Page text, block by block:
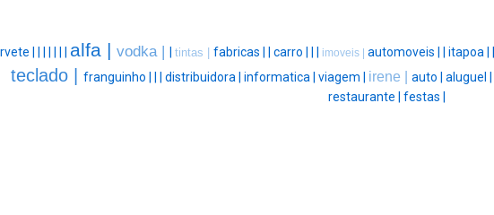
| alfa | vodka | tintas | fabricas | carro | imoveis | automoveis | itapoa |
teclado | franguinho | distribuidora | informatica | viagem | irene | auto | aluguel |
restaurante | festas |